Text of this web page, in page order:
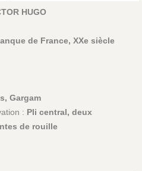
HUGO
de France, XXe siècle
Gargam
: Pli central, deux
de rouille